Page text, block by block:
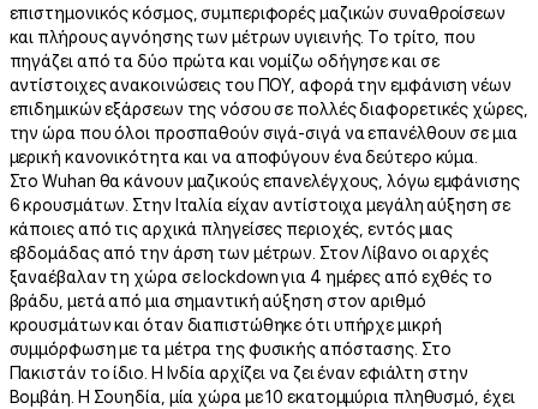
επιστημονικός κόσμος, συμπεριφορές μαζικών συναθροίσεων
και πλήρους αγνόησης των μέτρων υγιεινής. Το τρίτο, που
πηγάζει από τα δύο πρώτα και νομίζω οδήγησε και σε
αντίστοιχες ανακοινώσεις του ΠΟΥ, αφορά την εμφάνιση νέων
επιδημικών εξάρσεων της νόσου σε πολλές διαφορετικές χώρες,
την ώρα που όλοι προσπαθούν σιγά-σιγά να επανέλθουν σε μια
μερική κανονικότητα και να αποφύγουν ένα δεύτερο κύμα.
Στο Wuhan θα κάνουν μαζικούς επανελέγχους, λόγω εμφάνισης
6 κρουσμάτων. Στην Ιταλία είχαν αντίστοιχα μεγάλη αύξηση σε
κάποιες από τις αρχικά πληγείσες περιοχές, εντός μιας
εβδομάδας από την άρση των μέτρων. Στον Λίβανο οι αρχές
ξαναέβαλαν τη χώρα σε lockdown για 4 ημέρες από εχθές το
βράδυ, μετά από μια σημαντική αύξηση στον αριθμό
κρουσμάτων και όταν διαπιστώθηκε ότι υπήρχε μικρή
συμμόρφωση με τα μέτρα της φυσικής απόστασης. Στο
Πακιστάν το ίδιο. Η Ινδία αρχίζει να ζει έναν εφιάλτη στην
Βομβάη. Η Σουηδία, μία χώρα με 10 εκατομμύρια πληθυσμό, έχει